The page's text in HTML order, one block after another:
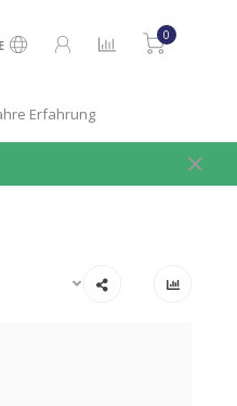
0
Erfahrung